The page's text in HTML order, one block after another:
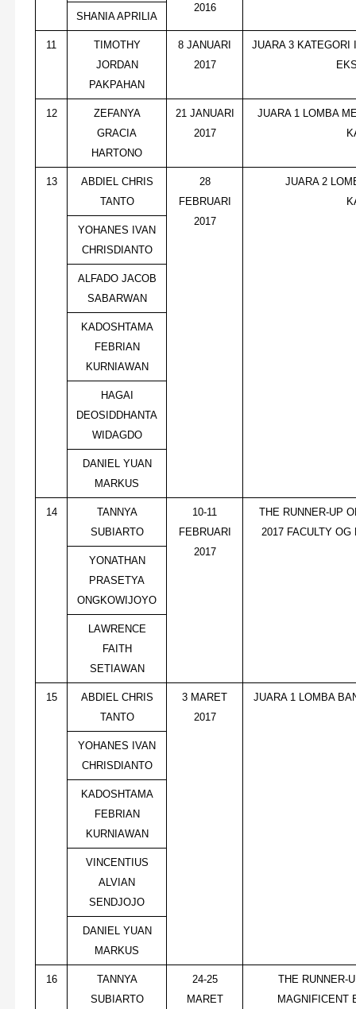
2016
SHANIA APRILIA
11
TIMOTHY
JORDAN
PAKPAHAN
8 JANUARI
2017
JUARA 3 KATEGORI
12
ZEFANYA
GRACIA
HARTONO
21 JANUARI
2017
JUARA 1 LOMBA
13
ABDIEL CHRIS
TANTO
28
FEBRUARI
2017
JUARA 2
YOHANES IVAN
CHRISDIANTO
ALFADO JACOB
SABARWAN
KADOSHTAMA
FEBRIAN
KURNIAWAN
HAGAI
DEOSIDDHANTA
WIDAGDO
DANIEL YUAN
MARKUS
14
TANNYA
SUBIARTO
10-11
FEBRUARI
2017
THE RUNNER-UP
2017 FACULTY
YONATHAN
PRASETYA
ONGKOWIJOYO
LAWRENCE
FAITH
SETIAWAN
15
ABDIEL CHRIS
TANTO
3 MARET
2017
JUARA 1 LOMBA
YOHANES IVAN
CHRISDIANTO
KADOSHTAMA
FEBRIAN
KURNIAWAN
VINCENTIUS
ALVIAN
SENDJOJO
DANIEL YUAN
MARKUS
16
TANNYA
SUBIARTO
24-25
MARET
THE RUNNER-
MAGNIFICENT